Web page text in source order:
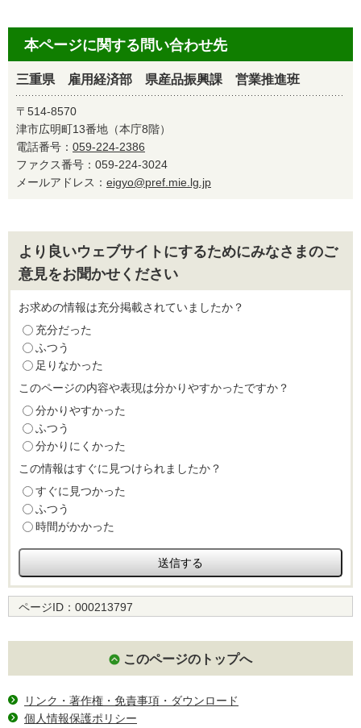
本ページに関する問い合わせ先
三重県 雇用経済部 県産品振興課 営業推進班
〒514-8570
津市広明町13番地（本庁8階）
電話番号： 059-224-2386
ファクス番号：059-224-3024
メールアドレス： eigyo@pref.mie.lg.jp
より良いウェブサイトにするためにみなさまのご
意見をお聞かせください
お求めの情報は充分掲載されていましたか？
充分だった
ふつう
足りなかった
このページの内容や表現は分かりやすかったですか？
分かりやすかった
ふつう
分かりにくかった
この情報はすぐに見つけられましたか？
すぐに見つかった
ふつう
時間がかかった
ページID： 000213797
このページのトップへ
リンク・著作権・免責事項・ダウンロード
個人情報保護ポリシー